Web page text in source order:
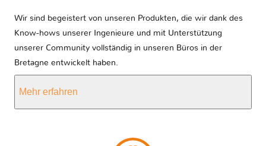
Wir sind begeistert von unseren Produkten, die wir dank des
Know-hows unserer Ingenieure und mit Unterstützung
unserer Community vollständig in unseren Büros in der
Bretagne entwickelt haben.
Mehr erfahren